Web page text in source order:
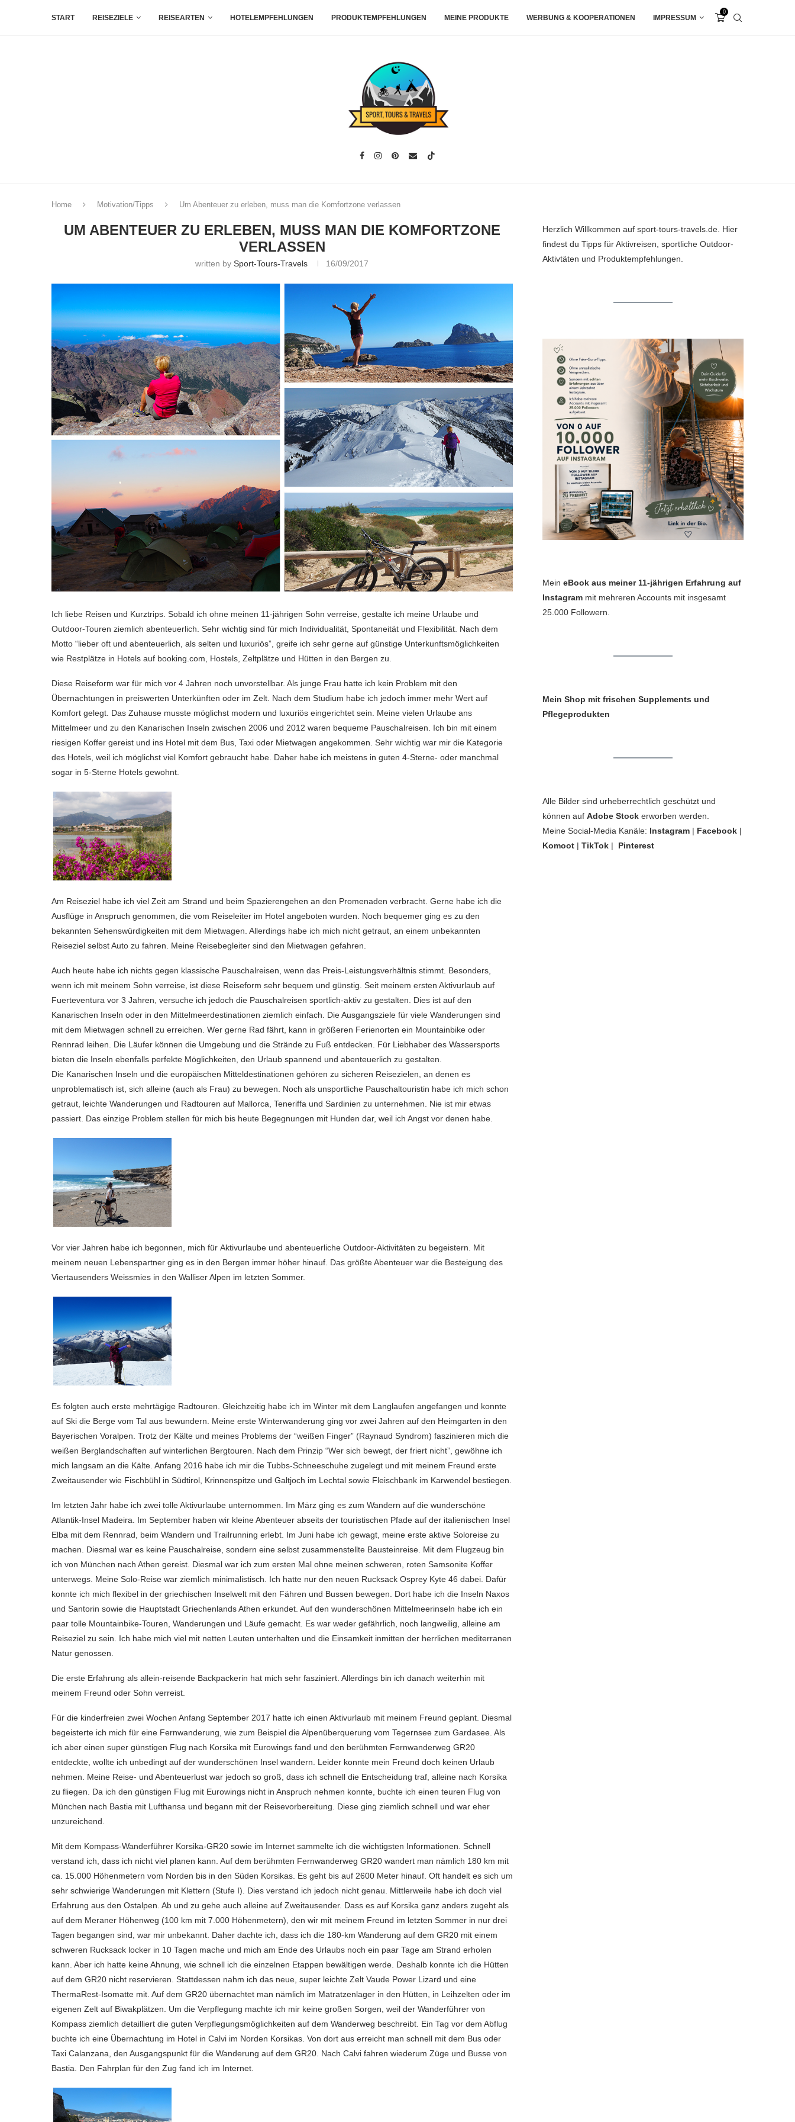
START REISEZIELE REISEARTEN HOTELEMPFEHLUNGEN PRODUKTEMPFEHLUNGEN MEINE PRODUKTE WERBUNG & KOOPERATIONEN IMPRESSUM
0
Home Motivation/Tipps Um Abenteuer zu erleben, muss man die Komfortzone verlassen
UM ABENTEUER ZU ERLEBEN, MUSS MAN DIE KOMFORTZONE
VERLASSEN
written bySport-Tours-Travels 16/09/2017
Ich liebe Reisen und Kurztrips. Sobald ich ohne meinen 11-jährigen Sohn verreise, gestalte ich meine Urlaube und
Outdoor-Touren ziemlich abenteuerlich. Sehr wichtig sind für mich Individualität, Spontaneität und Flexibilität. Nach dem
Motto “lieber oft und abenteuerlich, als selten und luxuriös”, greife ich sehr gerne auf günstige Unterkunftsmöglichkeiten
wie Restplätze in Hotels auf booking.com, Hostels, Zeltplätze und Hütten in den Bergen zu.
Diese Reiseform war für mich vor 4 Jahren noch unvorstellbar. Als junge Frau hatte ich kein Problem mit den
Übernachtungen in preiswerten Unterkünften oder im Zelt. Nach dem Studium habe ich jedoch immer mehr Wert auf
Komfort gelegt. Das Zuhause musste möglichst modern und luxuriös eingerichtet sein. Meine vielen Urlaube ans
Mittelmeer und zu den Kanarischen Inseln zwischen 2006 und 2012 waren bequeme Pauschalreisen. Ich bin mit einem
riesigen Koffer gereist und ins Hotel mit dem Bus, Taxi oder Mietwagen angekommen. Sehr wichtig war mir die Kategorie
des Hotels, weil ich möglichst viel Komfort gebraucht habe. Daher habe ich meistens in guten 4-Sterne- oder manchmal
sogar in 5-Sterne Hotels gewohnt.
Am Reiseziel habe ich viel Zeit am Strand und beim Spazierengehen an den Promenaden verbracht. Gerne habe ich die
Ausflüge in Anspruch genommen, die vom Reiseleiter im Hotel angeboten wurden. Noch bequemer ging es zu den
bekannten Sehenswürdigkeiten mit dem Mietwagen. Allerdings habe ich mich nicht getraut, an einem unbekannten
Reiseziel selbst Auto zu fahren. Meine Reisebegleiter sind den Mietwagen gefahren.
Auch heute habe ich nichts gegen klassische Pauschalreisen, wenn das Preis-Leistungsverhältnis stimmt. Besonders,
wenn ich mit meinem Sohn verreise, ist diese Reiseform sehr bequem und günstig. Seit meinem ersten Aktivurlaub auf
Fuerteventura vor 3 Jahren, versuche ich jedoch die Pauschalreisen sportlich-aktiv zu gestalten. Dies ist auf den
Kanarischen Inseln oder in den Mittelmeerdestinationen ziemlich einfach. Die Ausgangsziele für viele Wanderungen sind
mit dem Mietwagen schnell zu erreichen. Wer gerne Rad fährt, kann in größeren Ferienorten ein Mountainbike oder
Rennrad leihen. Die Läufer können die Umgebung und die Strände zu Fuß entdecken. Für Liebhaber des Wassersports
bieten die Inseln ebenfalls perfekte Möglichkeiten, den Urlaub spannend und abenteuerlich zu gestalten.
Die Kanarischen Inseln und die europäischen Mitteldestinationen gehören zu sicheren Reisezielen, an denen es
unproblematisch ist, sich alleine (auch als Frau) zu bewegen. Noch als unsportliche Pauschaltouristin habe ich mich schon
getraut, leichte Wanderungen und Radtouren auf Mallorca, Teneriffa und Sardinien zu unternehmen. Nie ist mir etwas
passiert. Das einzige Problem stellen für mich bis heute Begegnungen mit Hunden dar, weil ich Angst vor denen habe.
Vor vier Jahren habe ich begonnen, mich für Aktivurlaube und abenteuerliche Outdoor-Aktivitäten zu begeistern. Mit
meinem neuen Lebenspartner ging es in den Bergen immer höher hinauf. Das größte Abenteuer war die Besteigung des
Viertausenders Weissmies in den Walliser Alpen im letzten Sommer.
Es folgten auch erste mehrtägige Radtouren. Gleichzeitig habe ich im Winter mit dem Langlaufen angefangen und konnte
auf Ski die Berge vom Tal aus bewundern. Meine erste Winterwanderung ging vor zwei Jahren auf den Heimgarten in den
Bayerischen Voralpen. Trotz der Kälte und meines Problems der “weißen Finger” (Raynaud Syndrom) faszinieren mich die
weißen Berglandschaften auf winterlichen Bergtouren. Nach dem Prinzip “Wer sich bewegt, der friert nicht”, gewöhne ich
mich langsam an die Kälte. Anfang 2016 habe ich mir die Tubbs-Schneeschuhe zugelegt und mit meinem Freund erste
Zweitausender wie Fischbühl in Südtirol, Krinnenspitze und Galtjoch im Lechtal sowie Fleischbank im Karwendel bestiegen.
Im letzten Jahr habe ich zwei tolle Aktivurlaube unternommen. Im März ging es zum Wandern auf die wunderschöne
Atlantik-Insel Madeira. Im September haben wir kleine Abenteuer abseits der touristischen Pfade auf der italienischen Insel
Elba mit dem Rennrad, beim Wandern und Trailrunning erlebt. Im Juni habe ich gewagt, meine erste aktive Soloreise zu
machen. Diesmal war es keine Pauschalreise, sondern eine selbst zusammenstellte Bausteinreise. Mit dem Flugzeug bin
ich von München nach Athen gereist. Diesmal war ich zum ersten Mal ohne meinen schweren, roten Samsonite Koffer
unterwegs. Meine Solo-Reise war ziemlich minimalistisch. Ich hatte nur den neuen Rucksack Osprey Kyte 46 dabei. Dafür
konnte ich mich flexibel in der griechischen Inselwelt mit den Fähren und Bussen bewegen. Dort habe ich die Inseln Naxos
und Santorin sowie die Hauptstadt Griechenlands Athen erkundet. Auf den wunderschönen Mittelmeerinseln habe ich ein
paar tolle Mountainbike-Touren, Wanderungen und Läufe gemacht. Es war weder gefährlich, noch langweilig, alleine am
Reiseziel zu sein. Ich habe mich viel mit netten Leuten unterhalten und die Einsamkeit inmitten der herrlichen mediterranen
Natur genossen.
Die erste Erfahrung als allein-reisende Backpackerin hat mich sehr fasziniert. Allerdings bin ich danach weiterhin mit
meinem Freund oder Sohn verreist.
Für die kinderfreien zwei Wochen Anfang September 2017 hatte ich einen Aktivurlaub mit meinem Freund geplant. Diesmal
begeisterte ich mich für eine Fernwanderung, wie zum Beispiel die Alpenüberquerung vom Tegernsee zum Gardasee. Als
ich aber einen super günstigen Flug nach Korsika mit Eurowings fand und den berühmten Fernwanderweg GR20
entdeckte, wollte ich unbedingt auf der wunderschönen Insel wandern. Leider konnte mein Freund doch keinen Urlaub
nehmen. Meine Reise- und Abenteuerlust war jedoch so groß, dass ich schnell die Entscheidung traf, alleine nach Korsika
zu fliegen. Da ich den günstigen Flug mit Eurowings nicht in Anspruch nehmen konnte, buchte ich einen teuren Flug von
München nach Bastia mit Lufthansa und begann mit der Reisevorbereitung. Diese ging ziemlich schnell und war eher
unzureichend.
Mit dem Kompass-Wanderführer Korsika-GR20 sowie im Internet sammelte ich die wichtigsten Informationen. Schnell
verstand ich, dass ich nicht viel planen kann. Auf dem berühmten Fernwanderweg GR20 wandert man nämlich 180 km mit
ca. 15.000 Höhenmetern vom Norden bis in den Süden Korsikas. Es geht bis auf 2600 Meter hinauf. Oft handelt es sich um
sehr schwierige Wanderungen mit Klettern (Stufe I). Dies verstand ich jedoch nicht genau. Mittlerweile habe ich doch viel
Erfahrung aus den Ostalpen. Ab und zu gehe auch alleine auf Zweitausender. Dass es auf Korsika ganz anders zugeht als
auf dem Meraner Höhenweg (100 km mit 7.000 Höhenmetern), den wir mit meinem Freund im letzten Sommer in nur drei
Tagen begangen sind, war mir unbekannt. Daher dachte ich, dass ich die 180-km Wanderung auf dem GR20 mit einem
schweren Rucksack locker in 10 Tagen mache und mich am Ende des Urlaubs noch ein paar Tage am Strand erholen
kann. Aber ich hatte keine Ahnung, wie schnell ich die einzelnen Etappen bewältigen werde. Deshalb konnte ich die Hütten
auf dem GR20 nicht reservieren. Stattdessen nahm ich das neue, super leichte Zelt Vaude Power Lizard und eine
ThermaRest-Isomatte mit. Auf dem GR20 übernachtet man nämlich im Matratzenlager in den Hütten, in Leihzelten oder im
eigenen Zelt auf Biwakplätzen. Um die Verpflegung machte ich mir keine großen Sorgen, weil der Wanderführer von
Kompass ziemlich detailliert die guten Verpflegungsmöglichkeiten auf dem Wanderweg beschreibt. Ein Tag vor dem Abflug
buchte ich eine Übernachtung im Hotel in Calvi im Norden Korsikas. Von dort aus erreicht man schnell mit dem Bus oder
Taxi Calanzana, den Ausgangspunkt für die Wanderung auf dem GR20. Nach Calvi fahren wiederum Züge und Busse von
Bastia. Den Fahrplan für den Zug fand ich im Internet.
Herzlich Willkommen auf sport-tours-travels.de. Hier
findest du Tipps für Aktivreisen, sportliche Outdoor-
Aktivtäten und Produktempfehlungen.
Mein eBook aus meiner 11-jährigen Erfahrung auf
Instagram mit mehreren Accounts mit insgesamt
25.000 Followern.
Mein Shop mit frischen Supplements und
Pflegeprodukten
Alle Bilder sind urheberrechtlich geschützt und
können auf Adobe Stock erworben werden.
Meine Social-Media Kanäle: Instagram | Facebook |
Komoot | TikTok | Pinterest